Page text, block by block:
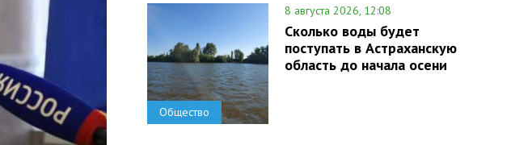
Общество
8 августа 2026, 12:08
Сколько воды будет
поступать в Астраханскую
область до начала осени